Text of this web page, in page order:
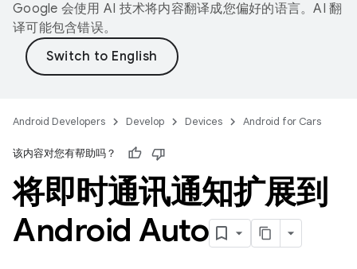
Google 会使用 AI 技术将内容翻译成您偏好的语言。AI 翻
译可能包含错误。
Android Developers Develop Devices Android for Cars
该内容对您有帮助吗？
将即时通讯通知扩展到
Android Auto